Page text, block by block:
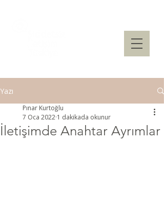
Yazı
İletişimde Anahtar Ayrımlar
Pınar Kurtoğlu
7 Oca 2022 1 dakikada okunur